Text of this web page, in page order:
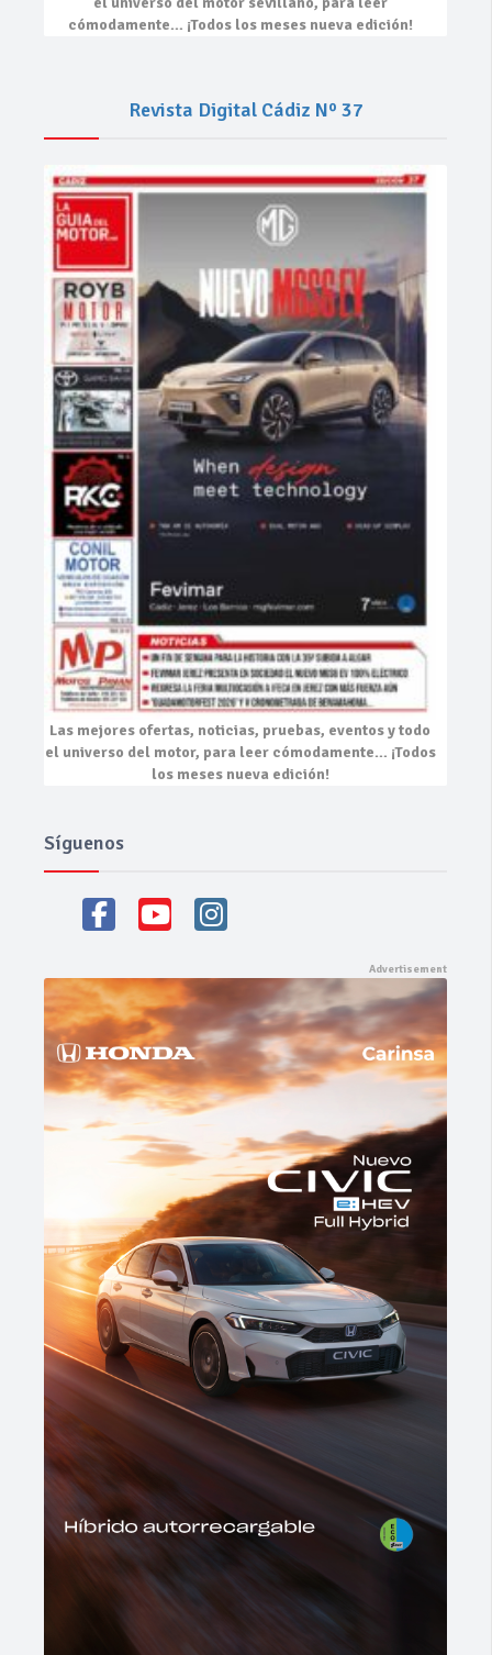
cómodamente… ¡Todos los meses nueva edición!
Revista Digital Cádiz Nº 37
Las mejores ofertas, noticias, pruebas, eventosy todo
el universo del motor, para leer cómodamente… ¡Todos
los meses nueva edición!
Síguenos